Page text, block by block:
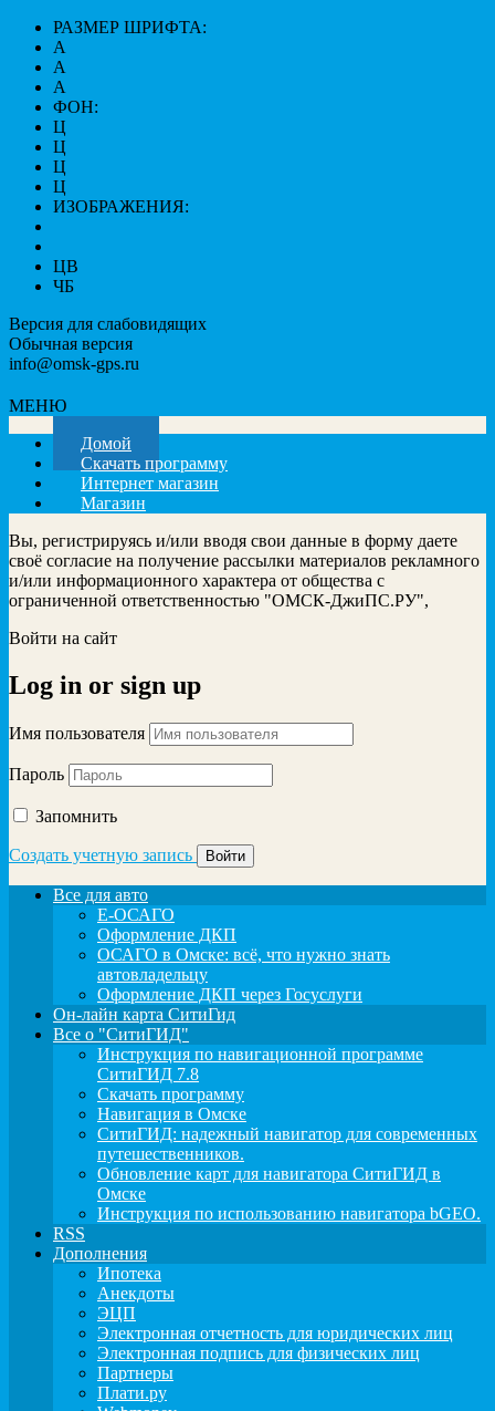
РАЗМЕР ШРИФТА:
A
A
A
ФОН:
Ц
Ц
Ц
Ц
ИЗОБРАЖЕНИЯ:
ЦВ
ЧБ
Версия для слабовидящих
Обычная версия
info@omsk-gps.ru
МЕНЮ
Домой
Скачать программу
Интернет магазин
Магазин
Вы, регистрируясь и/или вводя свои данные в форму даете
своё согласие на получение рассылки материалов рекламного
и/или информационного характера от общества с
ограниченной ответственностью "ОМСК-ДжиПС.РУ",
Войти на сайт
Log in or sign up
Имя пользователя
Пароль
Запомнить
Создать учетную запись
Все для авто
Е-ОСАГО
Оформление ДКП
ОСАГО в Омске: всё, что нужно знать
автовладельцу
Оформление ДКП через Госуслуги
Он-лайн карта СитиГид
Все о "СитиГИД"
Инструкция по навигационной программе
СитиГИД 7.8
Скачать программу
Навигация в Омске
СитиГИД: надежный навигатор для современных
путешественников.
Обновление карт для навигатора СитиГИД в
Омске
Инструкция по использованию навигатора bGEO.
RSS
Дополнения
Ипотека
Анекдоты
ЭЦП
Электронная отчетность для юридических лиц
Электронная подпись для физических лиц
Партнеры
Плати.ру